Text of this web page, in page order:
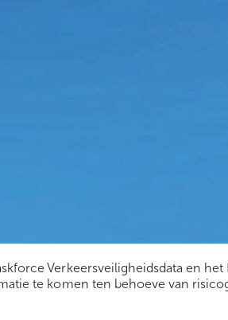
Verkeersveiligheidsdata en
te komen ten behoeve van